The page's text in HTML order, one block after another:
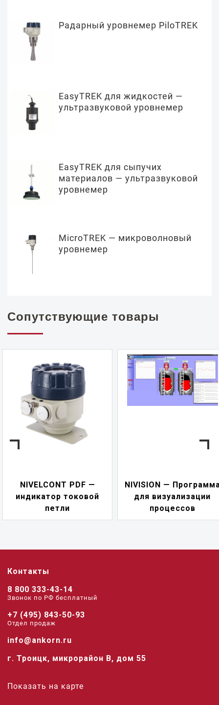
Радарный уровнемер PiloTREK
EasyTREK для жидкостей —
ультразвуковой уровнемер
EasyTREK для сыпучих
материалов — ультразвуковой
уровнемер
MicroTREK — микроволновый
уровнемер
Сопутствующие товары
NIVELCONT PDF —
индикатор токовой
петли
NIVISION —
для визуализации
процессов
Контакты
8 800 333-43-14
Звонок по РФ беcплатный
+7 (495) 843-50-93
Отдел продаж
info@ankorn.ru
г. Троицк, микрорайон В, дом 55
Показать на карте